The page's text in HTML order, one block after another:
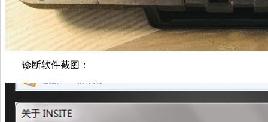
诊断软件截图：